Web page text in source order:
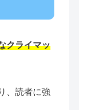
クライマッ
、読者に強